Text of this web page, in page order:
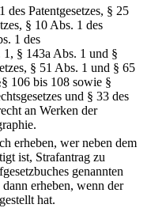
des Patentgesetzes, § 25
§ 10 Abs. 1 des
1 des
1, § 143a Abs. 1 und §
§ 51 Abs. 1 und § 65
106 bis 108 sowie §
und § 33 des
an Werken der
erheben, wer neben dem
ist, Strafantrag zu
genannten
erheben, wenn der
hat.